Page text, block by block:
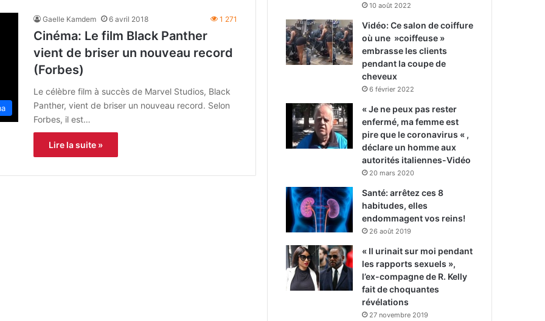
Gaelle Kamdem 6 avril 2018 1 271
Cinéma: Le film Black Panther
vient de briser un nouveau record
(Forbes)
Le célèbre film à succès de Marvel Studios, Black
Panther, vient de briser un nouveau record. Selon
Forbes, il est…
Lire la suite »
10 août 2022
Vidéo: Ce salon de coiffure
où une »coiffeuse »
embrasse les clients
pendant la coupe de
cheveux
6 février 2022
« Je ne peux pas rester
enfermé, ma femme est
pire que le coronavirus « ,
déclare un homme aux
autorités italiennes-Vidéo
20 mars 2020
Santé: arrêtez ces 8
habitudes, elles
endommagent vos reins!
26 août 2019
« Il urinait sur moi pendant
les rapports sexuels »,
l’ex-compagne de R. Kelly
fait de choquantes
révélations
27 novembre 2019